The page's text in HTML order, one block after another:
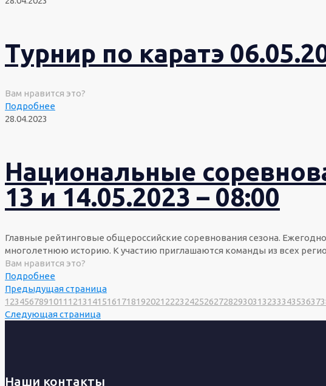
Турнир по каратэ
Вам нравится это?
Подробнее
28.04.2023
Национальные
13 и 14.05.2023 – 08:00
Главные рейтинговые общероссийские соревнования сезона.
многолетнюю историю. К участию приглашаются команды из всех
Вам нравится это?
Подробнее
Предыдущая страница
1 234567891011 12131415161718192021 22232425262728293031323334353637
Следующая страница
Наши контакты